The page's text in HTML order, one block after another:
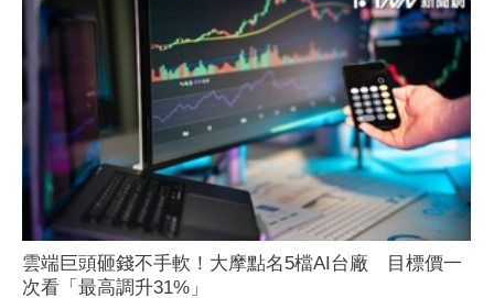
雲端巨頭砸錢不手軟！大摩點名5檔AI台廠 目標價一
次看「最高調升31%」